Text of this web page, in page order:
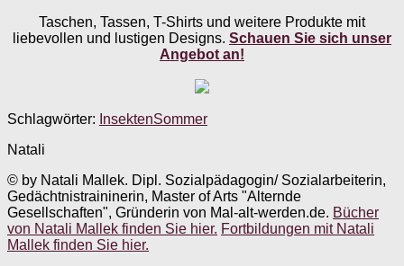
Taschen, Tassen, T-Shirts und weitere Produkte mit
liebevollen und lustigen Designs. Schauen Sie sich unser
Angebot an!
Schlagwörter: InsektenSommer
Natali
© by Natali Mallek. Dipl. Sozialpädagogin/ Sozialarbeiterin,
Gedächtnistraininerin, Master of Arts "Alternde
Gesellschaften", Gründerin von Mal-alt-werden.de. Bücher
von Natali Mallek finden Sie hier. Fortbildungen mit Natali
Mallek finden Sie hier.